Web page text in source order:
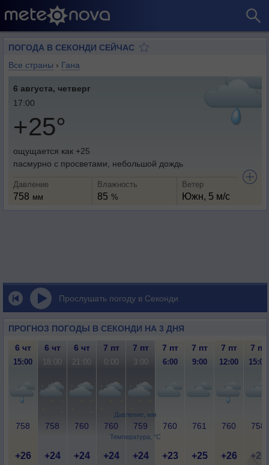
ПОГОДА В СЕКОНДИ СЕЙЧАС
Все страны › Гана
6 августа, четверг
17:00
+25°
ощущается как +25
пасмурно с просветами, небольшой дождь
Давление
758 мм
Влажность
85 %
Ветер
Южн, 5 м/с
Прослушать погоду в Секонди
ПРОГНОЗ ПОГОДЫ В СЕКОНДИ НА 3 ДНЯ
Давление, мм
Температура, °C
6 чт 6 чт 6 чт 7 пт 7 пт 7 пт 7 пт 7 пт 7 пт
15:00 18:00 21:00 0:00 3:00 6:00 9:00 12:00 15:00
758 758 760 760 759 760 761 760 758
+26 +24 +24 +24 +24 +23 +25 +26 +26